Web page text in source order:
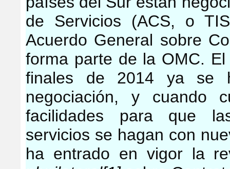
de Servicios (ACS, o
Acuerdo General sobre
forma parte de la OMC.
finales de 2014 ya se
negociación, y cuando
facilidades para que
servicios se hagan con
ha entrado en vigor la